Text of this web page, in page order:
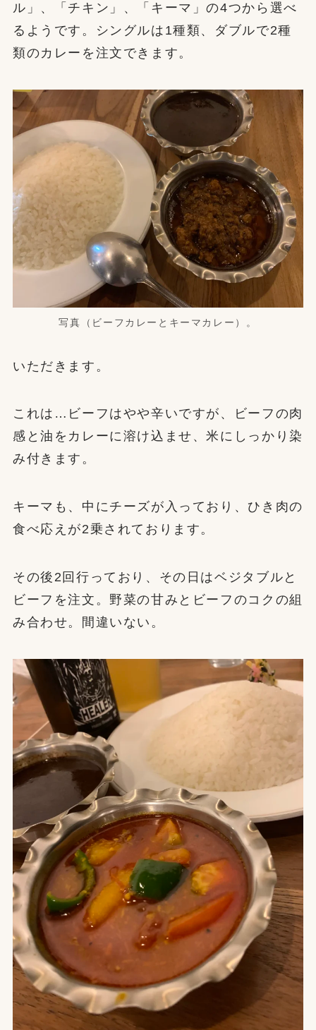
ル」、「チキン」、「キーマ」の4つから選べ
るようです。シングルは1種類、ダブルで2種
類のカレーを注文できます。
写真（ビーフカレーとキーマカレー）。
いただきます。
これは…ビーフはやや辛いですが、ビーフの肉
感と油をカレーに溶け込ませ、米にしっかり染
み付きます。
キーマも、中にチーズが入っており、ひき肉の
食べ応えが2乗されております。
その後2回行っており、その日はベジタブルと
ビーフを注文。野菜の甘みとビーフのコクの組
み合わせ。間違いない。